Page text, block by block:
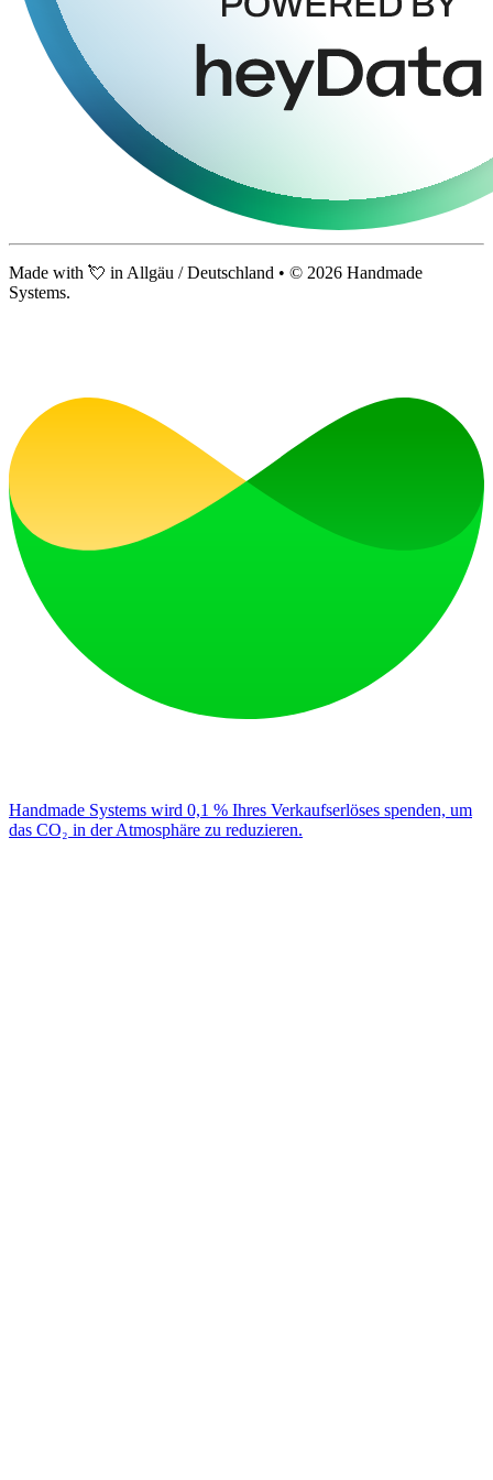
Made with 💘 in Allgäu / Deutschland • © 2026 Handmade
Systems.
Handmade Systems wird 0,1 % Ihres Verkaufserlöses spenden, um
das CO₂ in der Atmosphäre zu reduzieren.